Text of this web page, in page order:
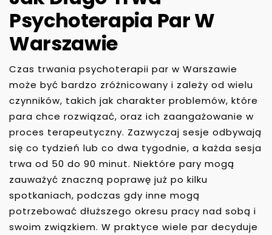
Psychoterapia Par W
Warszawie
Czas trwania psychoterapii par w Warszawie
może być bardzo zróżnicowany i zależy od wielu
czynników, takich jak charakter problemów, które
para chce rozwiązać, oraz ich zaangażowanie w
proces terapeutyczny. Zazwyczaj sesje odbywają
się co tydzień lub co dwa tygodnie, a każda sesja
trwa od 50 do 90 minut. Niektóre pary mogą
zauważyć znaczną poprawę już po kilku
spotkaniach, podczas gdy inne mogą
potrzebować dłuższego okresu pracy nad sobą i
swoim związkiem. W praktyce wiele par decyduje